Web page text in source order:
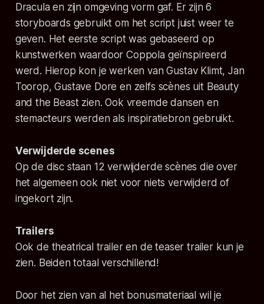
Dracula en zijn omgeving vorm gaf. Er zijn 6
storyboards gebruikt om het script juist weer te
geven. Het eerste script was gebaseerd op
kunstwerken waardoor Coppola geïnspireerd
werd. Hierop kon je werken van Gustav Klimt, Jan
Toorop, Gustave Dore en zelfs scènes uit Beauty
and the Beast zien. Ook vreemde dansen en
stemacteurs werden als inspiratiebron gebruikt.
Verwijderde scenes
Op de disc staan 12 verwijderde scènes die over
het algemeen ook niet voor niets verwijderd of
ingekort zijn.
Trailers
Ook de theatrical trailer en de teaser trailer kun je
zien. Beiden totaal verschillend!
Door het zien van al het bonusmateriaal wil je